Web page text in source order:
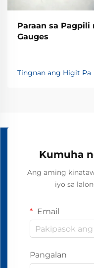
Paraan sa Pagpili
Gauges
Tingnan ang Higit Pa
Kumuha
Ang aming
iyo sa
Email
Pangalan